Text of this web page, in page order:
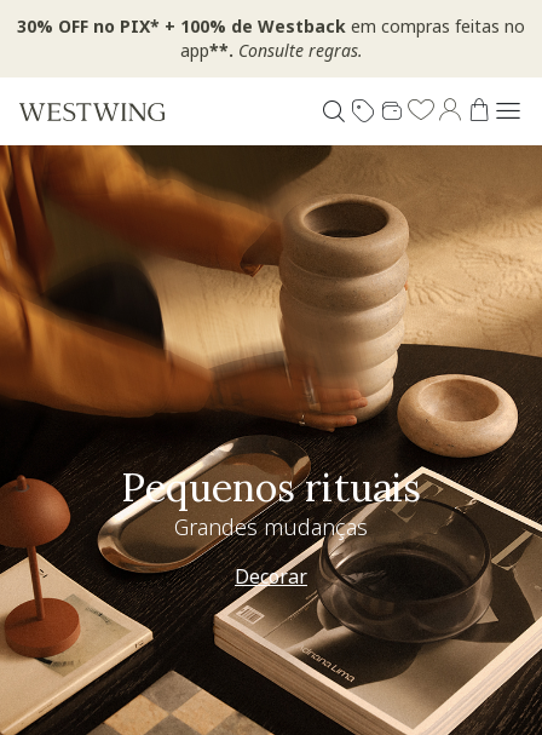
30% OFF no PIX* + 100% de Westback em compras feitas no
app**. Consulte regras.
Pequenos rituais
Grandes mudanças
Decorar